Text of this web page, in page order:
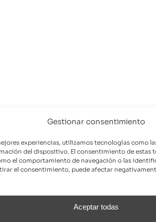
Gestionar consentimiento
experiencias, utilizamos tecnologías como
del dispositivo. El consentimiento de estas
el comportamiento de navegación o las
el consentimiento, puede afectar
Aceptar todas